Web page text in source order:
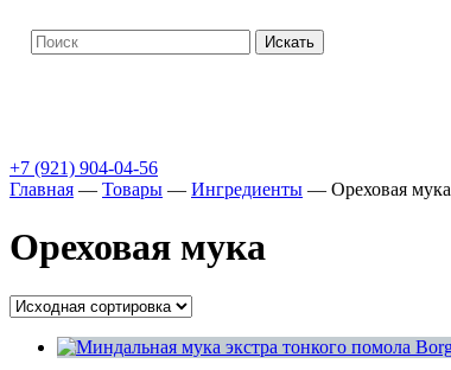
Искать
+7 (921) 904-04-56
Главная — Товары — Ингредиенты — Ореховая мука
Ореховая мука